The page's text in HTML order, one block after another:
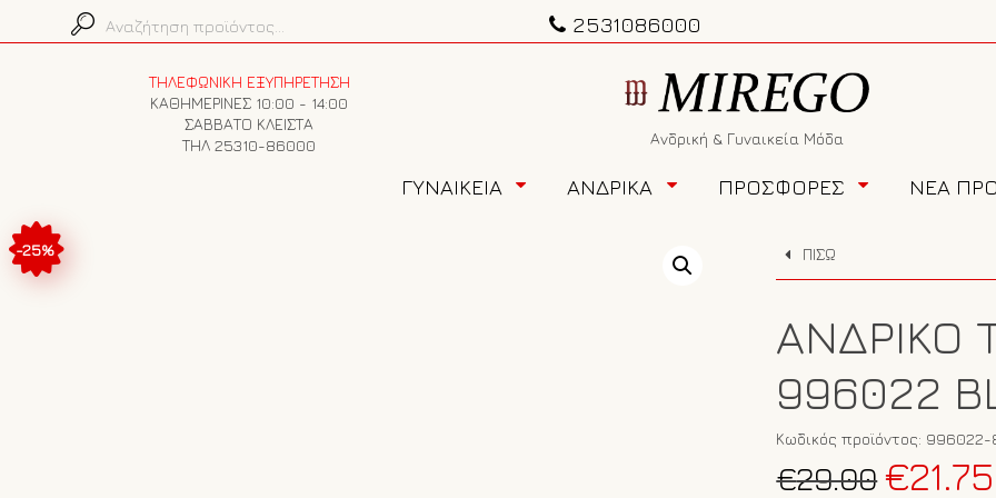
2531086000
ΤΗΛΕΦΩΝΙΚΗ ΕΞΥΠΗΡΕΤΗΣΗ
ΚΑΘΗΜΕΡΙΝΕΣ 10:00 - 14:00
ΣΑΒΒΑΤΟ ΚΛΕΙΣΤΑ
ΤΗΛ 25310-86000
Ανδρική & Γυναικεία Μόδα
ΓΥΝΑΙΚΕΙΑ ΑΝΔΡΙΚΑ ΠΡΟΣΦΟΡΕΣ ΝΕΑ
-25% ΠΙΣΩ
ΑΝΔΡΙΚΌ
996022
Κωδικός προϊόντος: 996022-
€29.00 Original
€21.75